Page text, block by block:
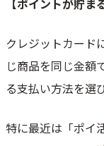
【ポイントが貯ま
クレジットカード
じ商品を同じ金額
る支払い方法を選
特に最近は「ポイ